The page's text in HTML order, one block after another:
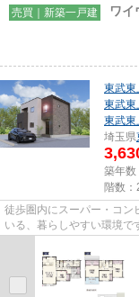
売買｜新築一戸建 ワイ
東武東
東武東
東武東
埼玉県
築年数
階数：
徒歩圏内にスーパー・コン
いる、暮らしやすい環境で
号にもアクセスしやすく車